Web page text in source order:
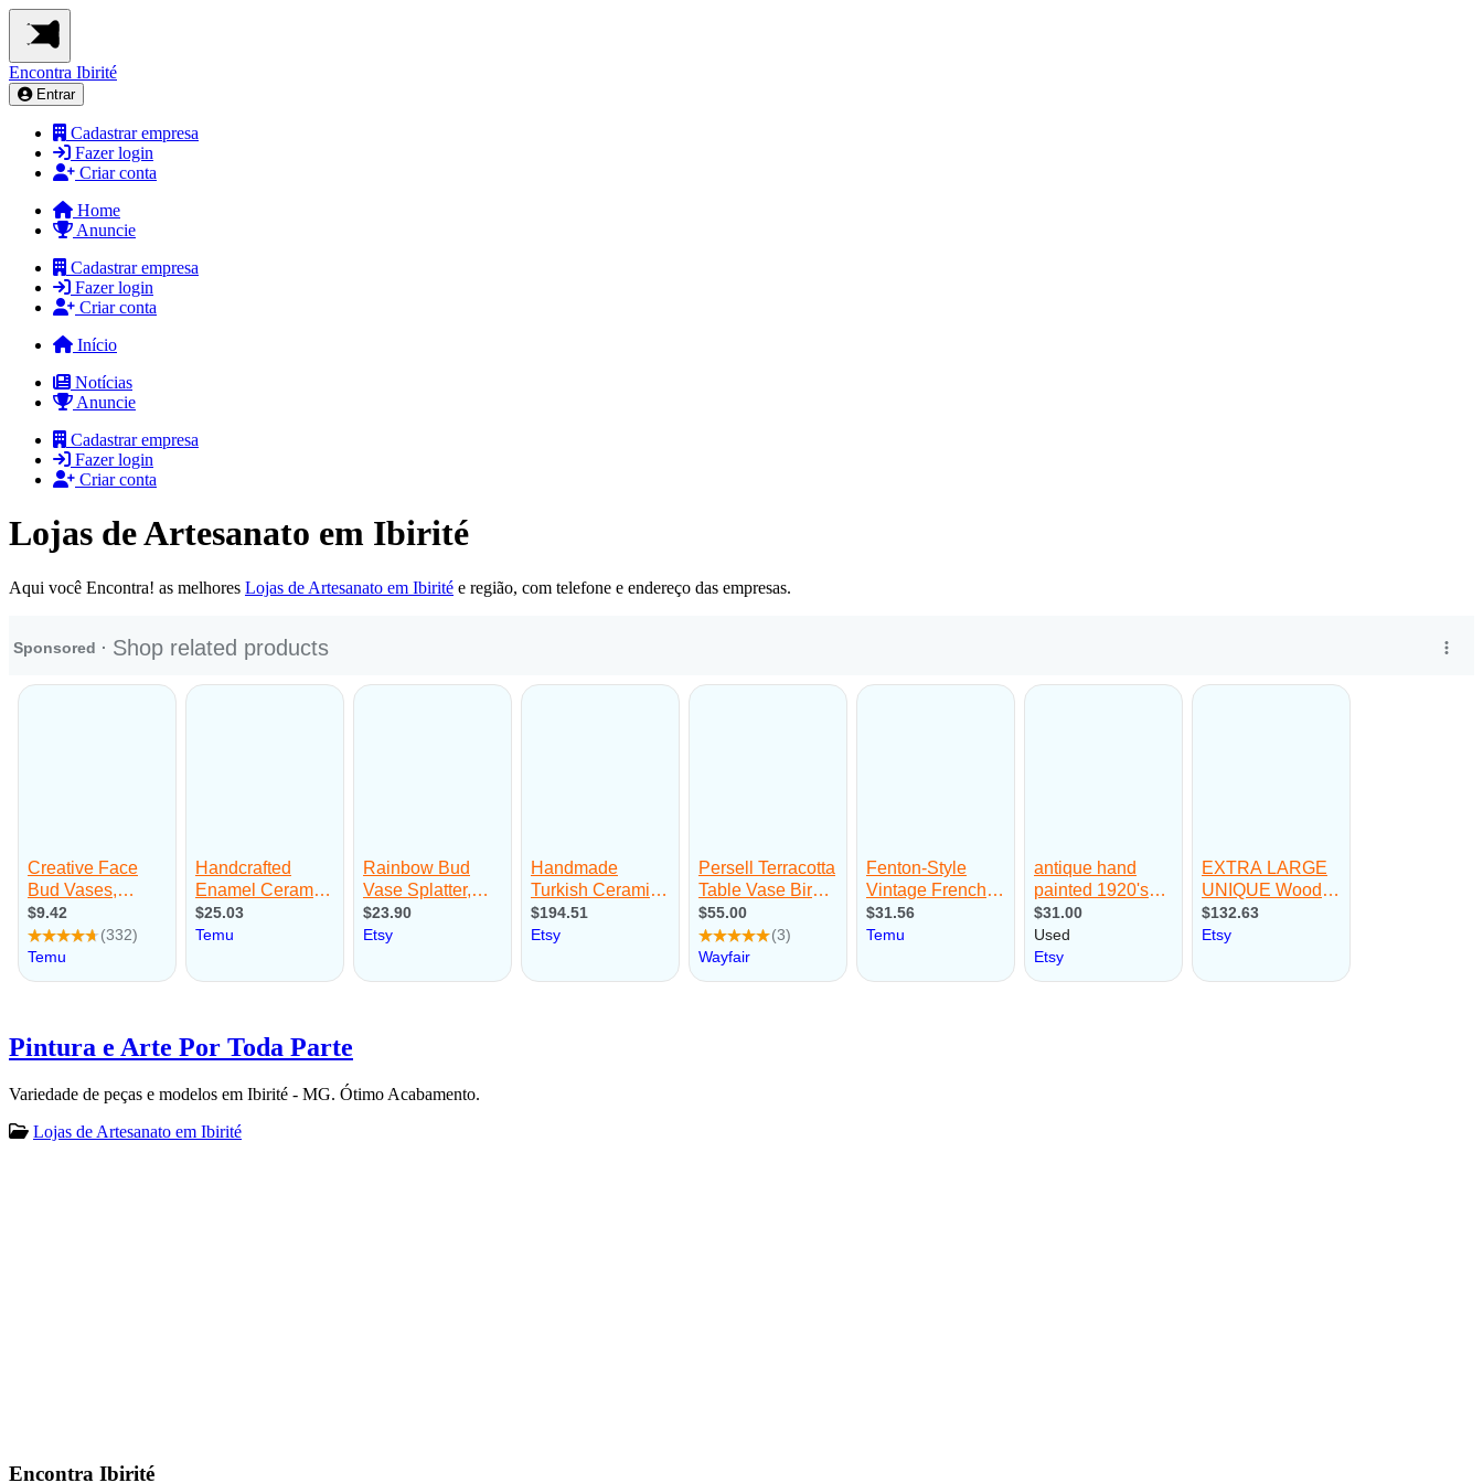
Encontra Ibirité
Entrar
Cadastrar empresa
Fazer login
Criar conta
Home
Anuncie
Cadastrar empresa
Fazer login
Criar conta
Início
Notícias
Anuncie
Cadastrar empresa
Fazer login
Criar conta
Lojas de Artesanato em Ibirité
Aqui você Encontra! as melhores Lojas de Artesanato em Ibirité e região, com telefone e endereço das empresas.
Pintura e Arte Por Toda Parte
Variedade de peças e modelos em Ibirité - MG. Ótimo Acabamento.
Lojas de Artesanato em Ibirité
Encontra Ibirité